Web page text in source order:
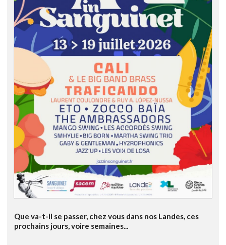
Que va-t-il se passer, chez vous dans nos Landes, ces
prochains jours, voire semaines...